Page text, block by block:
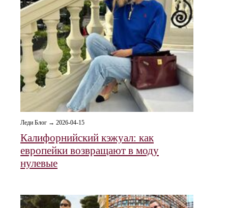
Леди Блог → 2026-04-15
Калифорнийский кэжуал: как
европейки возвращают в моду
нулевые